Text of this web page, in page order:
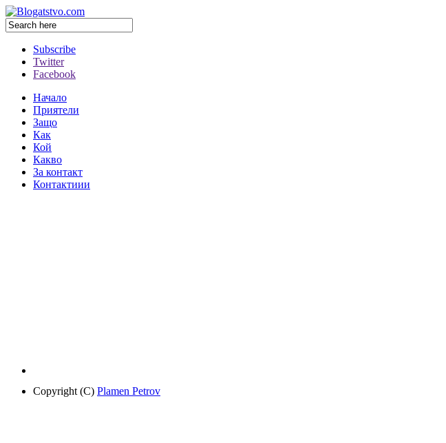
Subscribe
Twitter
Facebook
Начало
Приятели
Защо
Как
Кой
Какво
За контакт
Контактиии
Copyright (C) Plamen Petrov